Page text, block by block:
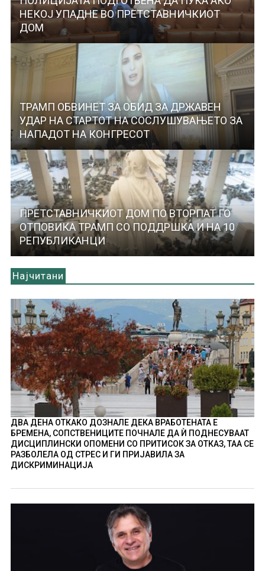
НЕКОЈ УПАДНЕ ВО ПРЕТСТАВНИЧКИОТ
ДОМ
ТРАМП ОБВИНЕТ ЗА ОБИД ЗА ДРЖАВЕН
УДАР НА СТАРТОТ НА СОСЛУШУВАЊЕТО ЗА
НАПАДОТ НА КОНГРЕСОТ
ПРЕТСТАВНИЧКИОТ ДОМ ПО ВТОРПАТ ГО
ОТПОВИКА ТРАМП СО ПОДДРШКА И НА 10
РЕПУБЛИКАНЦИ
Најчитани
ДВА ДЕНА ОТКАКО ДОЗНАЛЕ ДЕКА ВРАБОТЕНАТА Е
БРЕМЕНА, СОПСТВЕНИЦИТЕ ПОЧНАЛЕ ДА Ѝ ПОДНЕСУВААТ
ДИСЦИПЛИНСКИ ОПОМЕНИ СО ПРИТИСОК ЗА ОТКАЗ, ТАА СЕ
РАЗБОЛЕЛА ОД СТРЕС И ГИ ПРИЈАВИЛА ЗА
ДИСКРИМИНАЦИЈА